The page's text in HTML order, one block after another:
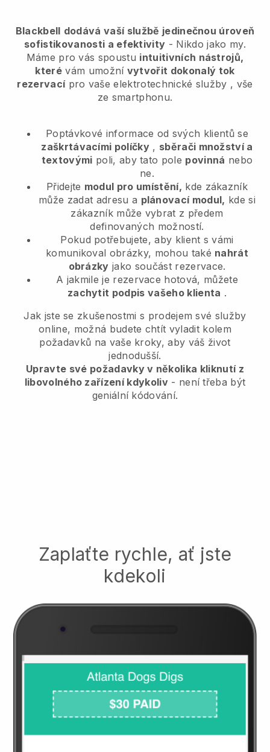
Blackbell dodává vaší službě jedinečnou úroveň
sofistikovanosti a efektivity - Nikdo jako my.
Máme pro vás spoustu intuitivních nástrojů,
které vám umožní vytvořit dokonalý tok
rezervací pro vaše elektrotechnické služby , vše
ze smartphonu.
Poptávkové informace od svých klientů se
zaškrtávacími políčky , sběrači množství a
textovými poli, aby tato pole povinná nebo
ne.
Přidejte modul pro umístění, kde zákazník
může zadat adresu a plánovací modul, kde si
zákazník může vybrat z předem
definovaných možností.
Pokud potřebujete, aby klient s vámi
komunikoval obrázky, mohou také nahrát
obrázky jako součást rezervace.
A jakmile je rezervace hotová, můžete
zachytit podpis vašeho klienta .
Jak jste se zkušenostmi s prodejem své služby
online, možná budete chtít vyladit kolem
požadavků na vaše kroky, aby váš život
jednodušší.
Upravte své požadavky v několika kliknutí z
libovolného zařízení kdykoliv- není třeba být
geniální kódování.
Zaplaťte rychle, ať jste
kdekoli